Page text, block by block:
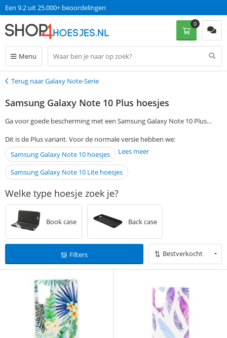
Een 9.2 uit 25.000+ beoordelingen
Menu
0
Terug
Terug naar Galaxy Note-Serie
Samsung Galaxy Note 10 Plus hoesjes
Ga voor goede bescherming met een Samsung Galaxy Note 10 Plus
vinden die jij zoekt, geef je je voorkeuren aan in de filtermogelijkheden
aan de linkerkant van de pagina. Bestel je op werkdagen voor 13:00?
Dan ontvang je jouw Samsung Galaxy Note 10 Plus case de volgende
dag al in huis, zonder dat je verzendkosten hoeft te betalen.
Dit is de Plus variant. Voor de normale versie hebben we:
Samsung Galaxy Note 10 hoesjes
Samsung Galaxy Note 10 Lite hoesjes
Lees meer
Welke type hoesje zoek je?
Book case Back case
Filters Bestverkocht